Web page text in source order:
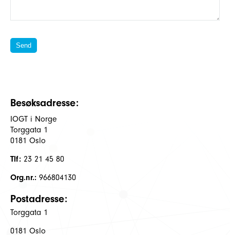
Besøksadresse:
IOGT i Norge
Torggata 1
0181 Oslo
Tlf: 23 21 45 80
Org.nr.: 966804130
Postadresse:
Torggata 1
0181 Oslo